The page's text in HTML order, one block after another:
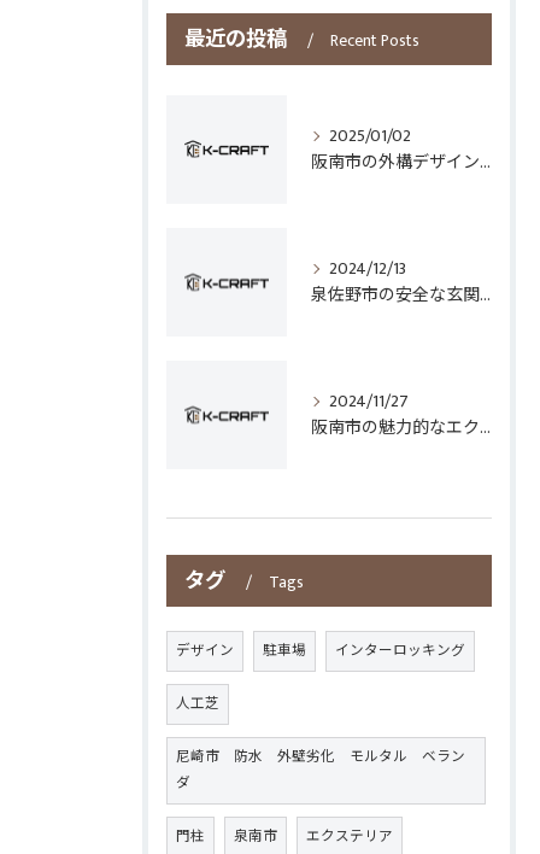
最近の投稿 Recent Posts
2025/01/02
阪南市の外構デザインとフェンス選びのポイント
2024/12/13
泉佐野市の安全な玄関手すり設置技術
2024/11/27
阪南市の魅力的なエクステリアデザイン
タグ Tags
デザイン 駐車場 インターロッキング
人工芝
尼崎市 防水 外壁劣化 モルタル ベラン
ダ
門柱 泉南市 エクステリア